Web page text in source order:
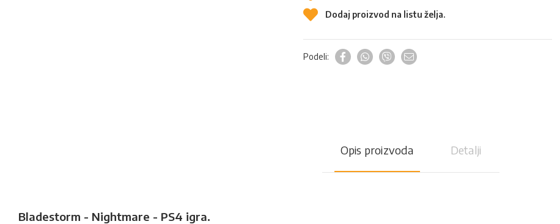
Dodaj proizvod na listu želja.
Podeli:
Opis proizvoda Detalji
Bladestorm - Nightmare - PS4 igra.